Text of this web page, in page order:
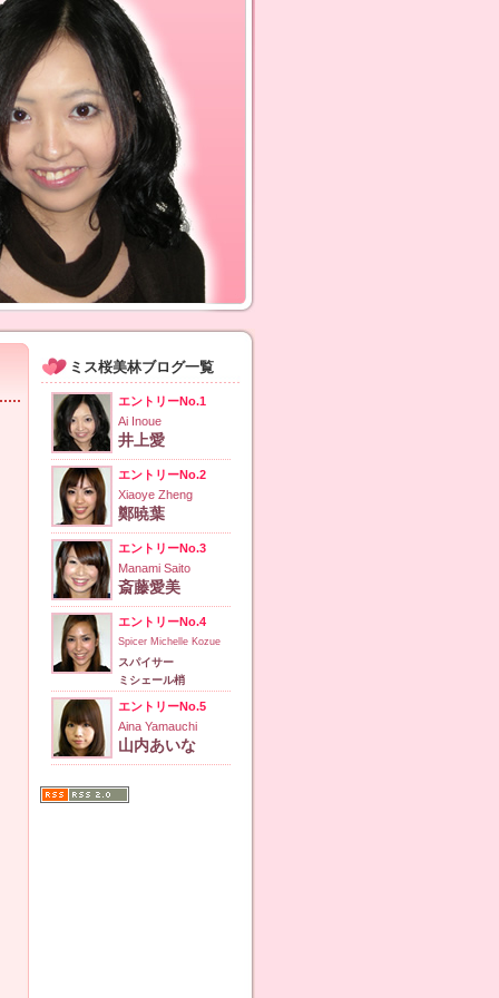
ミス桜美林ブログ一覧
エントリーNo.1
Ai Inoue
井上愛
エントリーNo.2
Xiaoye Zheng
鄭暁葉
エントリーNo.3
Manami Saito
斎藤愛美
エントリーNo.4
Spicer Michelle Kozue
スパイサー
ミシェール梢
エントリーNo.5
Aina Yamauchi
山内あいな